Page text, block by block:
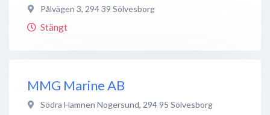
Pålvägen 3, 294 39 Sölvesborg
Stängt
MMG Marine AB
Södra Hamnen Nogersund, 294 95 Sölvesborg